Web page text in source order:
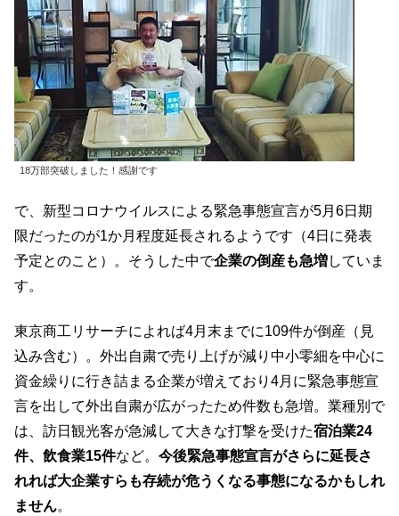
18万部突破しました！感謝です
で、新型コロナウイルスによる緊急事態宣言が5月6日期
限だったのが1か月程度延長されるようです（4日に発表
予定とのこと）。そうした中で企業の倒産も急増していま
す。
東京商工リサーチによれば4月末までに109件が倒産（見
込み含む）。外出自粛で売り上げが減り中小零細を中心に
資金繰りに行き詰まる企業が増えており4月に緊急事態宣
言を出して外出自粛が広がったため件数も急増。業種別で
は、訪日観光客が急減して大きな打撃を受けた宿泊業24
件、飲食業15件など。 今後緊急事態宣言がさらに延長さ
れれば大企業すらも存続が危うくなる事態になるかもしれ
ません。